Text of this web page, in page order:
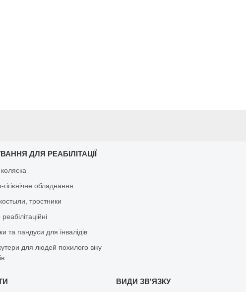
ДЛЯ РЕАБІЛІТАЦІЇ
обладнання
тростники
та пандуси для інвалідів
для людей похилого віку